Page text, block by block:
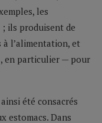
les
ils produisent de
à l’alimentation, et
en particulier — pour
été consacrés
estomacs. Dans